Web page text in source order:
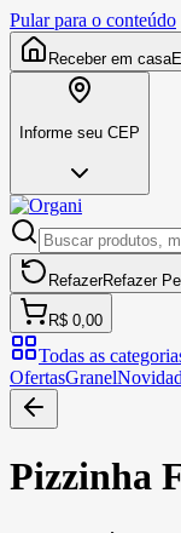
Pular para o conteúdo
Receber em casa
Informe seu CEP
RefazerRefazer
R$ 0,00
Todas as
OfertasGranel
Pizzinha